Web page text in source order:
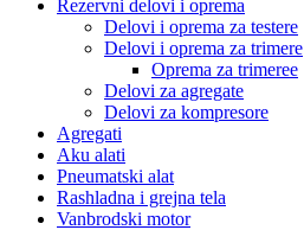
Rezervni delovi i oprema
Delovi i oprema za testere
Delovi i oprema za trimere
Oprema za trimeree
Delovi za agregate
Delovi za kompresore
Agregati
Aku alati
Pneumatski alat
Rashladna i grejna tela
Vanbrodski motor